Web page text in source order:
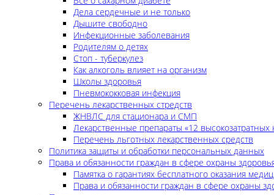
Дела сердечные и не только
Дышите свободно
Инфекционные заболевания
Родителям о детях
Стоп - туберкулез
Как алкоголь влияет на организм
Школы здоровья
Пневмококковая инфекция
Перечень лекарственных стредств
ЖНВЛС для стационара и СМП
Лекарственные препараты «12 высокозатратных
Перечень льготных лекарственных средств
Политика защиты и обработки персональных данных
Права и обязанности граждан в сфере охраны
Памятка о гарантиях бесплатного оказания
Права и обязанности граждан в сфере охраны